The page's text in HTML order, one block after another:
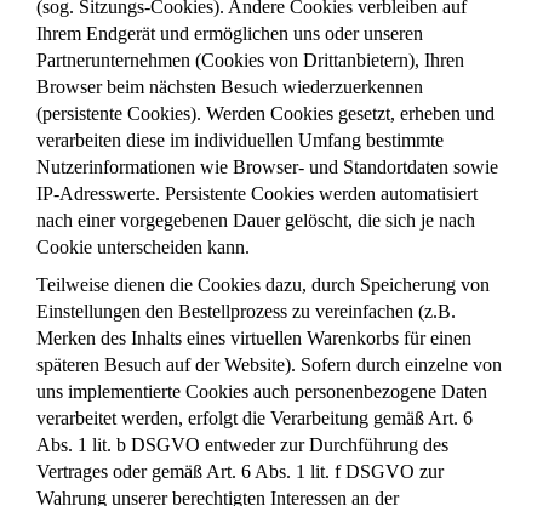
(sog. Sitzungs-Cookies). Andere Cookies verbleiben auf
Ihrem Endgerät und ermöglichen uns oder unseren
Partnerunternehmen (Cookies von Drittanbietern), Ihren
Browser beim nächsten Besuch wiederzuerkennen
(persistente Cookies). Werden Cookies gesetzt, erheben und
verarbeiten diese im individuellen Umfang bestimmte
Nutzerinformationen wie Browser- und Standortdaten sowie
IP-Adresswerte. Persistente Cookies werden automatisiert
nach einer vorgegebenen Dauer gelöscht, die sich je nach
Cookie unterscheiden kann.
Teilweise dienen die Cookies dazu, durch Speicherung von
Einstellungen den Bestellprozess zu vereinfachen (z.B.
Merken des Inhalts eines virtuellen Warenkorbs für einen
späteren Besuch auf der Website). Sofern durch einzelne von
uns implementierte Cookies auch personenbezogene Daten
verarbeitet werden, erfolgt die Verarbeitung gemäß Art. 6
Abs. 1 lit. b DSGVO entweder zur Durchführung des
Vertrages oder gemäß Art. 6 Abs. 1 lit. f DSGVO zur
Wahrung unserer berechtigten Interessen an der